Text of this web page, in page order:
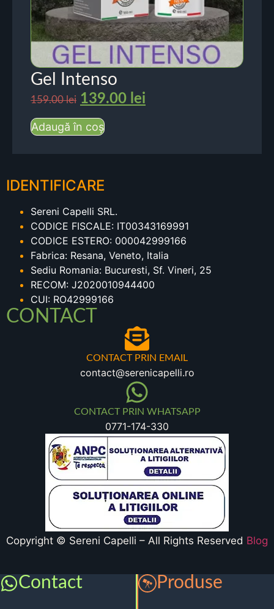
Gel Intenso
159.00lei 139.00 lei
Adaugă în coș
IDENTIFICARE
Sereni Capelli SRL.
CODICE FISCALE: IT00343169991
CODICE ESTERO: 000042999166
Fabrica: Resana, Veneto, Italia
Sediu Romania: Bucuresti, Sf. Vineri, 25
RECOM: J2020010944400
CUI: RO42999166
CONTACT
CONTACT PRIN EMAIL
contact@serenicapelli.ro
CONTACT PRIN WHATSAPP
0771-174-330
Copyright © Sereni Capelli – All Rights Reserved Blog
Contact Produse